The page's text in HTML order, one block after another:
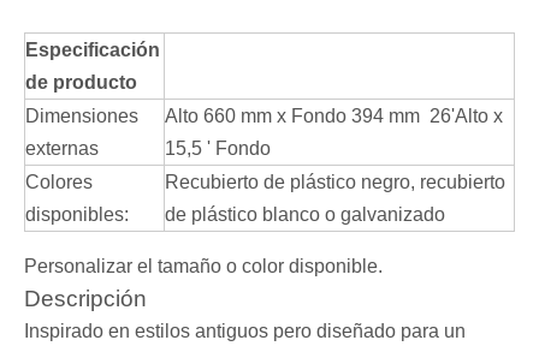
Especificación
de producto
Dimensiones
externas
Alto 660 mm x Fondo 394 mm 26'Alto x
15,5 ' Fondo
Colores
disponibles:
Recubierto de plástico negro, recubierto
de plástico blanco o galvanizado
Personalizar el tamaño o color disponible.
Descripción
Inspirado en estilos antiguos pero diseñado para un